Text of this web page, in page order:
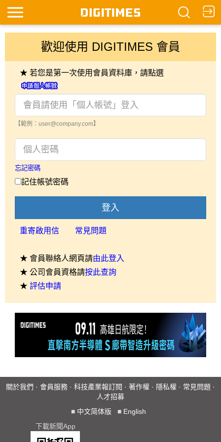
歡迎使用 DIGITIMES 會員
★ 若您是第一次使用會員資料庫，請點選
【範例：user@company.com】
忘記密碼
記住帳號密碼
登入
重寄啟用信 常見問題
★ 會員聯絡人網頁請由此登入
★ 公司會員資格請按此查詢
★ 評估申請
關於我們 · 會員服務 · 科技產業報訂閱 · 著作權 · 隱私權 · 常見問題 ·
人才招募
■ 中文简体版 ■ English
下載新聞App